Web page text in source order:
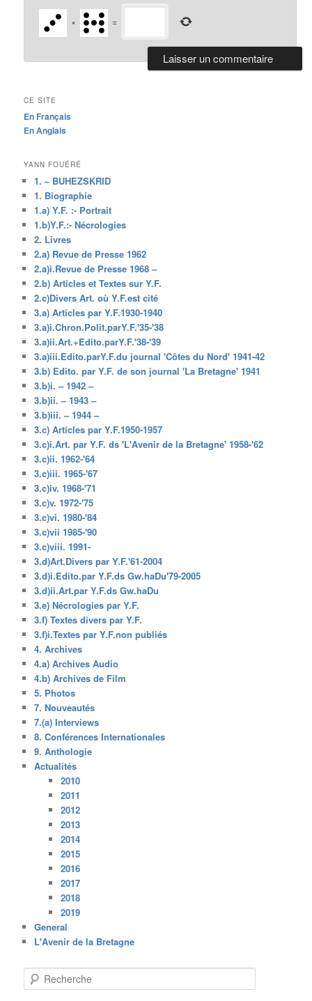
× =
CE SITE
En Français
En Anglais
YANN FOUÉRÉ
1. – BUHEZSKRID
1. Biographie
1.a) Y.F. :- Portrait
1.b)Y.F.:- Nécrologies
2. Livres
2.a) Revue de Presse 1962
2.a)i.Revue de Presse 1968 –
2.b) Articles et Textes sur Y.F.
2.c)Divers Art. où Y.F.est cité
3.a) Articles par Y.F.1930-1940
3.a)i.Chron.Polit.parY.F.'35-'38
3.a)ii.Art.+Edito.parY.F.'38-'39
3.a)iii.Edito.parY.F.du journal 'Côtes du Nord' 1941-42
3.b) Edito. par Y.F. de son journal 'La Bretagne' 1941
3.b)i. – 1942 –
3.b)ii. – 1943 –
3.b)iii. – 1944 –
3.c) Articles par Y.F.1950-1957
3.c)i.Art. par Y.F. ds 'L'Avenir de la Bretagne' 1958-'62
3.c)ii. 1962-'64
3.c)iii. 1965-'67
3.c)iv. 1968-'71
3.c)v. 1972-'75
3.c)vi. 1980-'84
3.c)vii 1985-'90
3.c)viii. 1991-
3.d)Art.Divers par Y.F.'61-2004
3.d)i.Edito.par Y.F.ds Gw.haDu'79-2005
3.d)ii.Art.par Y.F.ds Gw.haDu
3.e) Nécrologies par Y.F.
3.f) Textes divers par Y.F.
3.f)i.Textes par Y.F.non publiés
4. Archives
4.a) Archives Audio
4.b) Archives de Film
5. Photos
7. Nouveautés
7.(a) Interviews
8. Conférences Internationales
9. Anthologie
Actualités
2010
2011
2012
2013
2014
2015
2016
2017
2018
2019
General
L'Avenir de la Bretagne
e